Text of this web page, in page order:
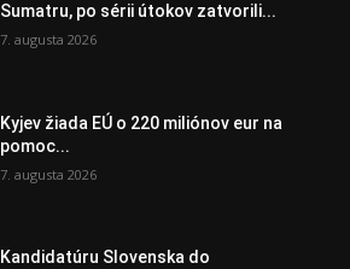
Sumatru, po sérii útokov zatvorili...
7. augusta 2026
Kyjev žiada EÚ o 220 miliónov eur na
pomoc...
7. augusta 2026
Kandidatúru Slovenska do